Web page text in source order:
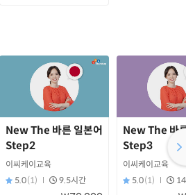
New The 바른 일본어
Step2
이씨케이교육
5.0(1) 9.5시간
New The 바
Step3
이씨케이교육
5.0(1)